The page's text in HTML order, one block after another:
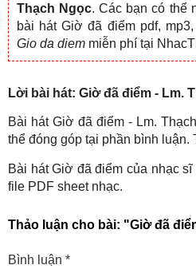
Thạch Ngọc. Các bạn có thể
bài hát Giờ đã điểm pdf,
Gio da diem miễn phí tại
Lời bài hát: Giờ đã điểm - Lm.
Bài hát Giờ đã điểm - Lm.
thể đóng góp tại phần bình luận.
Bài hát Giờ đã điểm của nhạc
file PDF sheet nhạc.
Thảo luận cho bài: "Giờ đã
Bình luận *